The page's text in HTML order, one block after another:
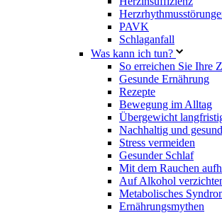
PAVK
Schlaganfall
Was kann ich tun?
So erreichen Sie Ihre
Gesunde Ernährung
Rezepte
Bewegung im Alltag
Übergewicht
Nachhaltig und
Stress vermeiden
Gesunder Schlaf
Mit dem Rauchen
Auf Alkohol
Metabolisches
Ernährungsmythen